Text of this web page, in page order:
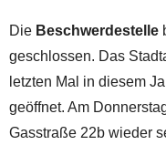
Die Beschwerdestelle
geschlossen. Das
letzten Mal in diesem
geöffnet. Am
Gasstraße 22b wieder